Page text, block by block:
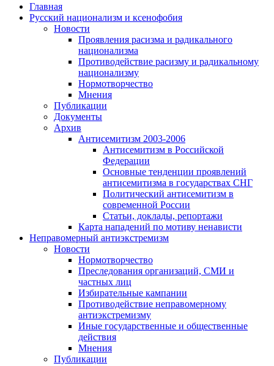
Главная
Русский национализм и ксенофобия
Новости
Проявления расизма и радикального
национализма
Противодействие расизму и радикальному
национализму
Нормотворчество
Мнения
Публикации
Документы
Архив
Антисемитизм 2003-2006
Антисемитизм в Российской
Федерации
Основные тенденции проявлений
антисемитизма в государствах СНГ
Политический антисемитизм в
современной России
Статьи, доклады, репортажи
Карта нападений по мотиву ненависти
Неправомерный антиэкстремизм
Новости
Нормотворчество
Преследования организаций, СМИ и
частных лиц
Избирательные кампании
Противодействие неправомерному
антиэкстремизму
Иные государственные и общественные
действия
Мнения
Публикации